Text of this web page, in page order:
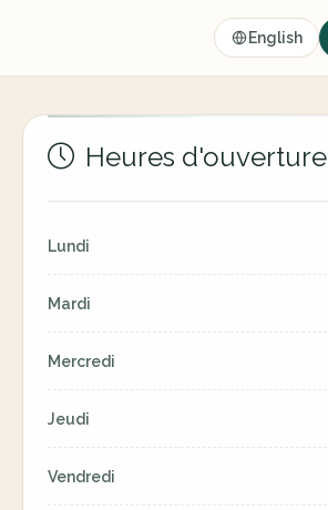
English
Heures d'ouverture
Lundi
Mardi
Mercredi
Jeudi
Vendredi